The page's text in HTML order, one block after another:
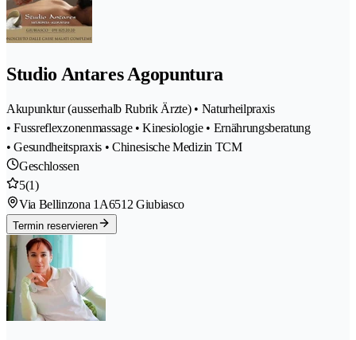
Studio Antares Agopuntura
Akupunktur (ausserhalb Rubrik Ärzte) • Naturheilpraxis
• Fussreflexzonenmassage • Kinesiologie • Ernährungsberatung
• Gesundheitspraxis • Chinesische Medizin TCM
Geschlossen
5(1)
Via Bellinzona 1A6512 Giubiasco
Termin reservieren